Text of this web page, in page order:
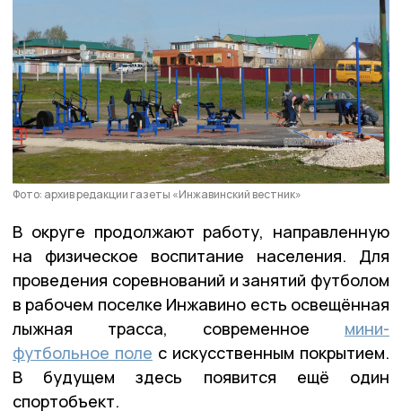
Фото: архив редакции газеты «Инжавинский вестник»
В округе продолжают работу, направленную
на физическое воспитание населения. Для
проведения соревнований и занятий футболом
в рабочем поселке Инжавино есть освещённая
лыжная трасса, современное мини-
футбольное поле с искусственным покрытием.
В будущем здесь появится ещё один
спортобъект.